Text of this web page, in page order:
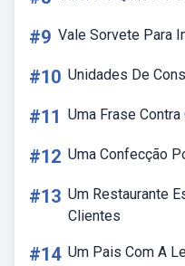
#9 Vale Sorvete Para
#10 Unidades De
#11 Uma Frase
#12 Uma Confecção
#13 Um Restaurante
Clientes
#14 Um Pais Com A